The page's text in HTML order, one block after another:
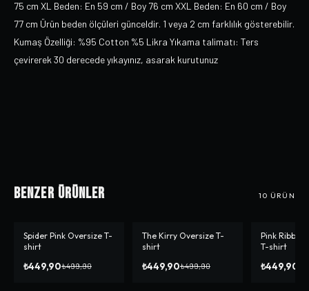
75 cm XL Beden: En 59 cm / Boy 76 cm XXL Beden: En 60 cm / Boy
77 cm Ürün beden ölçüleri günceldir. 1 veya 2 cm farklılık gösterebilir.
Kumaş Özelliği: %95 Cotton %5 Likra Yıkama talimatı: Ters
çevirerek 30 derecede yıkayınız, asarak kurutunuz
Benzer Ürünler 10 ÜRÜN
-%10
Spider Pink Oversize T-
shirt
₺449,90₺499,90
-%10
The Kirry Oversize T-
shirt
₺449,90₺499,90
-% 10
Pink Ribbon
T-shirt
₺449,90